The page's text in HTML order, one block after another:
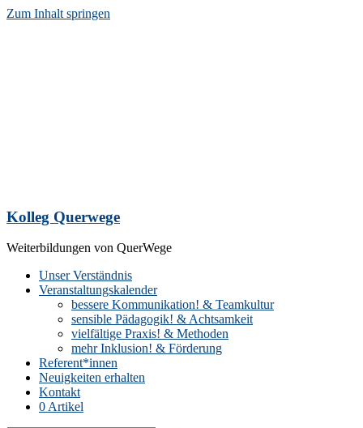
Zum Inhalt springen
Kolleg Querwege
Weiterbildungen von QuerWege
Unser Verständnis
Veranstaltungskalender
bessere Kommunikation! & Teamkultur
sensible Pädagogik! & Achtsamkeit
vielfältige Praxis! & Methoden
mehr Inklusion! & Förderung
Referent*innen
Neuigkeiten erhalten
Kontakt
0 Artikel